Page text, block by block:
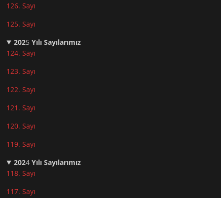
126. Sayı
125. Sayı
2025Yılı Sayılarımız
124. Sayı
123. Sayı
122. Sayı
121. Sayı
120. Sayı
119. Sayı
2024Yılı Sayılarımız
118. Sayı
117. Sayı